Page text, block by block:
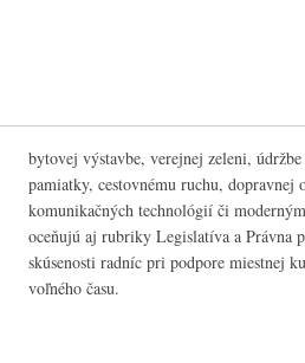
voľného času.